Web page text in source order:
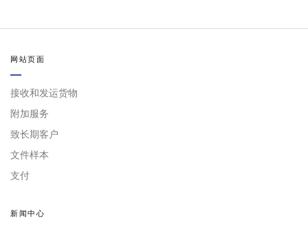
网站页面
接收和发运货物
附加服务
致长期客户
文件样本
支付
新闻中心